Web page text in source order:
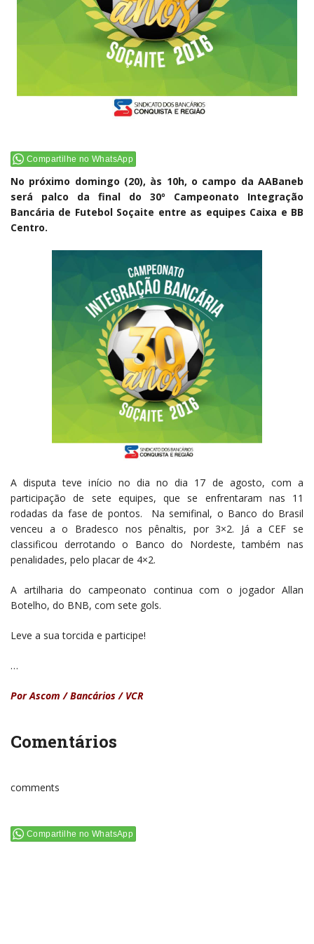
Compartilhe no WhatsApp
No próximo domingo (20), às 10h, o campo da AABaneb
será palco da final do 30º Campeonato Integração
Bancária de Futebol Soçaite entre as equipes Caixa e BB
Centro.
A disputa teve início no dia no dia 17 de agosto, com a
participação de sete equipes, que se enfrentaram nas 11
rodadas da fase de pontos. Na semifinal, o Banco do Brasil
venceu a o Bradesco nos pênaltis, por 3×2. Já a CEF se
classificou derrotando o Banco do Nordeste, também nas
penalidades, pelo placar de 4×2.
A artilharia do campeonato continua com o jogador Allan
Botelho, do BNB, com sete gols.
Leve a sua torcida e participe!
…
Por Ascom / Bancários / VCR
Comentários
comments
Compartilhe no WhatsApp